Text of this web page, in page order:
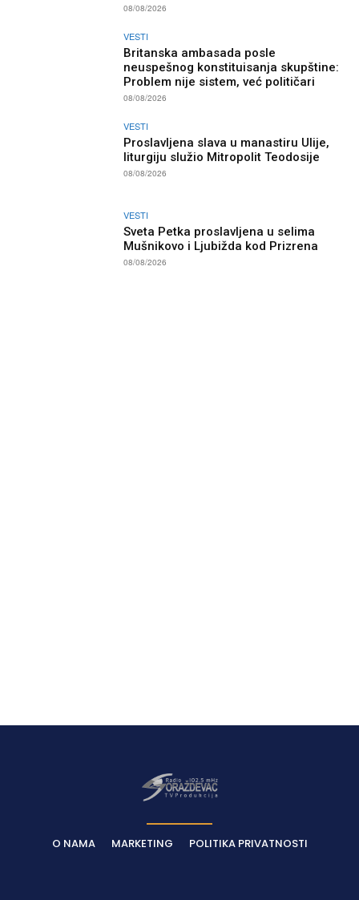
08/08/2026
VESTI
Britanska ambasada posle
neuspešnog konstituisanja skupštine:
Problem nije sistem, već političari
08/08/2026
VESTI
Proslavljena slava u manastiru Ulije,
liturgiju služio Mitropolit Teodosije
08/08/2026
VESTI
Sveta Petka proslavljena u selima
Mušnikovo i Ljubižda kod Prizrena
08/08/2026
O NAMA MARKETING POLITIKA PRIVATNOSTI